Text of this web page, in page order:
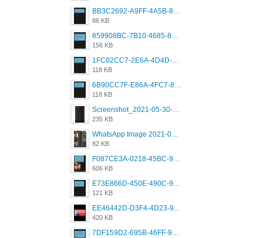
BB3C2692-A9FF-4A5B-818D-E85444E921FA.png
86 KB
859908BC-7B10-4685-8A02-2E25108AA1E2.png
156 KB
1FC02CC7-2E6A-4D4D-B58F-D62693D53BDC.png
118 KB
6B90CC7F-E86A-4FC7-8080-9232C92AC6DB.png
118 KB
Screenshot_2021-05-30-13-42-08-931_com.grindrapp.android.jpg
235 KB
WhatsApp Image 2021-05-18 at 18.59.02.jpeg
82 KB
F087CE3A-0218-45BC-988C-C6FE773580D7.png
606 KB
E73E866D-450E-490C-9B24-967DB5695A36.png
121 KB
EE46442D-D3F4-4D23-96BE-084CC459FC8E.png
420 KB
7DF159D2-695B-46FF-920D-F5563F130CE0.png